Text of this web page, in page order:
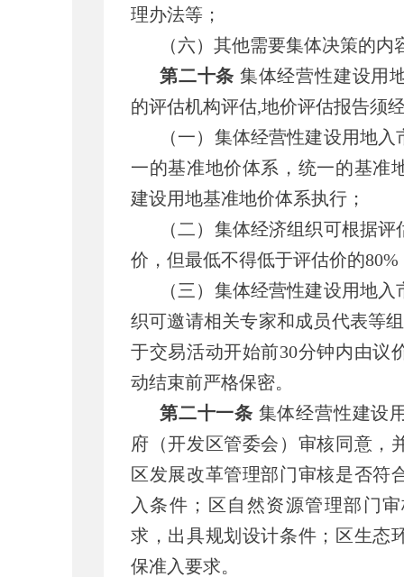
理办法等；
（六）其他需要集体决策的内
第二十条 集体经营性建设用
的评估机构评估,地价评估报告须
（一）集体经营性建设用地
一的基准地价体系，统一的基准
建设用地基准地价体系执行；
（二）集体经济组织可根据
价，但最低不得低于评估价的80%
（三）集体经营性建设用地
织可邀请相关专家和成员代表等
于交易活动开始前30分钟内由议
动结束前严格保密。
第二十一条 集体经营性建设
府（开发区管委会）审核同意，
区发展改革管理部门审核是否符
入条件；区自然资源管理部门
求，出具规划设计条件；区生态
保准入要求。